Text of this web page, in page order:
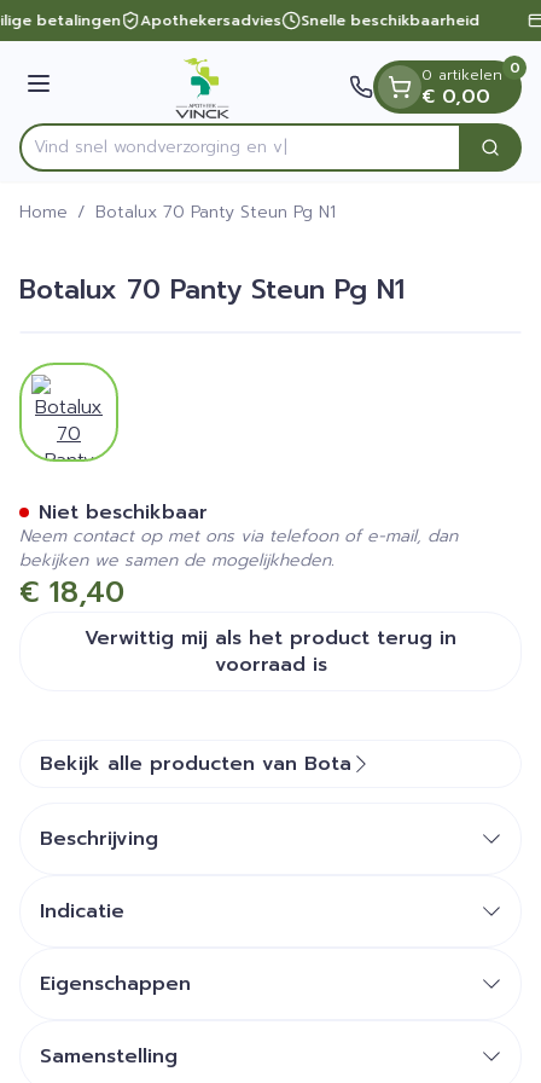
Ga naar de inhoud
1 van 1
betalingen Apothekersadvies Snelle beschikbaarheid
Menu
Product, merk, categorie...
Vind snel wondverzorgi Zoek
0 artikelen
€ 0,00
0
Home / Botalux 70 Panty Steun Pg N1
Botalux 70 Panty Steun Pg N1
View larger image
€ 18,40
Verwittig mij als het product terug in
voorraad is
Niet beschikbaar
Neem contact op met ons via telefoon of e-mail, dan
bekijken we samen de mogelijkheden.
Bekijk alle producten van Bota
Beschrijving
BOTALUX 40
BOTALUX 140
Indicatie
Eigenschappen
Ze benaderen sterk een FIJNE STADSKOUS.
Samenstelling